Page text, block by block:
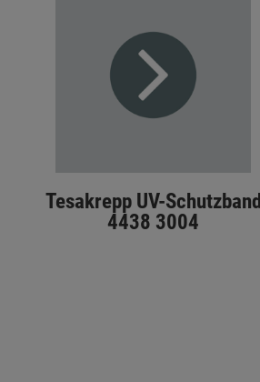
Tesakrepp UV-Schutzband
4438 3004